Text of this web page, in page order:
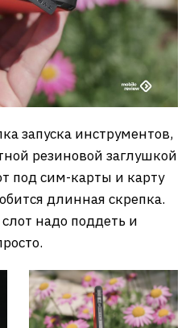
запуска инструментов,
резиновой заглушкой
под сим-карты и карту
длинная скрепка.
надо поддеть и